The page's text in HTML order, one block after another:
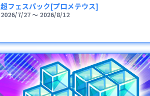
超フェスパック[プロメテウス]
2026/7/27〜 2026/8/12